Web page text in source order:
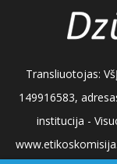
Transliuotojas:
149916583,
institucija -